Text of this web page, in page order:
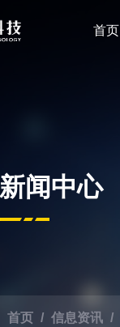
首页
新闻中心
首页 / 信息资讯 /